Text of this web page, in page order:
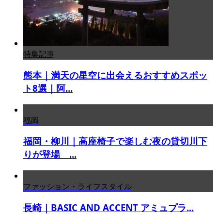
特集記事
熊本｜満天の星空に出会えるおすすめスポッ
ト8選｜阿...
福岡
福岡・柳川｜高座椅子で楽しむ夜の貸切川下
りが登場 ...
ファッション・ライフスタイル
長崎｜BASIC AND ACCENT アミュプラ...